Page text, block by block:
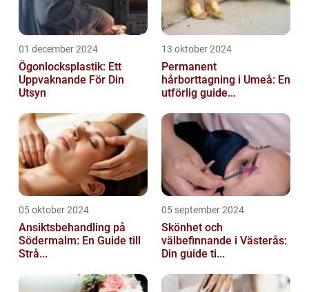
01 december 2024
Ögonlocksplastik: Ett
Uppvaknande För Din
Utsyn
13 oktober 2024
Permanent
hårborttagning i Umeå: En
utförlig guide...
05 oktober 2024
Ansiktsbehandling på
Södermalm: En Guide till
Strå...
05 september 2024
Skönhet och
välbefinnande i Västerås:
Din guide ti...